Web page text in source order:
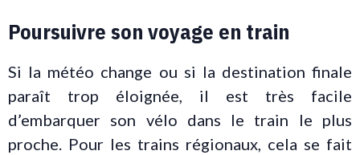
Poursuivre son voyage en train
Si la météo change ou si la destination finale
paraît trop éloignée, il est très facile
d’embarquer son vélo dans le train le plus
proche. Pour les trains régionaux, cela se fait